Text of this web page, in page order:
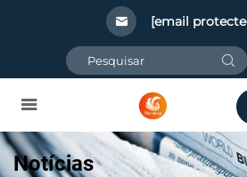
[email
Notícias